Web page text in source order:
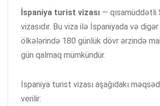
İspaniya turist vizası — qısamüddətli
vizasıdır. Bu viza ilə İspaniyada və
ölkələrində 180 günlük dövr ərzində
gün qalmaq mümkündür.
İspaniya turist vizası aşağıdakı
verilir: